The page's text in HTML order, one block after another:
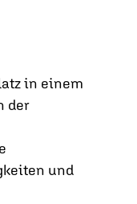
in einem
der
und